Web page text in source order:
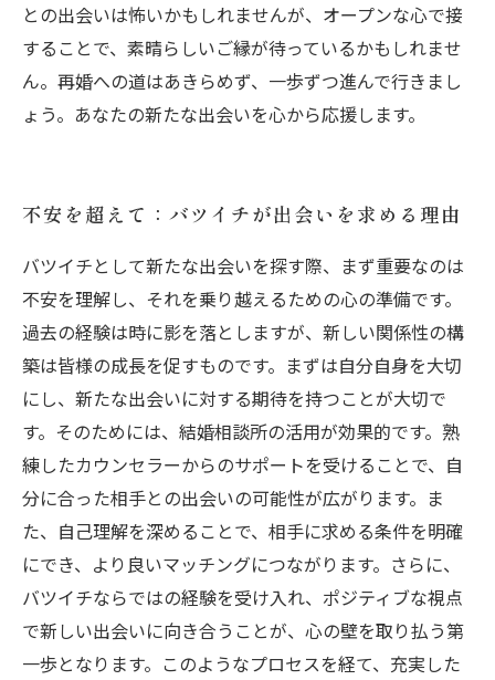
との出会いは怖いかもしれませんが、オープンな心で接
することで、素晴らしいご縁が待っているかもしれませ
ん。再婚への道はあきらめず、一歩ずつ進んで行きまし
ょう。あなたの新たな出会いを心から応援します。
不安を超えて：バツイチが出会いを求める理由
バツイチとして新たな出会いを探す際、まず重要なのは
不安を理解し、それを乗り越えるための心の準備です。
過去の経験は時に影を落としますが、新しい関係性の構
築は皆様の成長を促すものです。まずは自分自身を大切
にし、新たな出会いに対する期待を持つことが大切で
す。そのためには、結婚相談所の活用が効果的です。熟
練したカウンセラーからのサポートを受けることで、自
分に合った相手との出会いの可能性が広がります。ま
た、自己理解を深めることで、相手に求める条件を明確
にでき、より良いマッチングにつながります。さらに、
バツイチならではの経験を受け入れ、ポジティブな視点
で新しい出会いに向き合うことが、心の壁を取り払う第
一歩となります。このようなプロセスを経て、充実した